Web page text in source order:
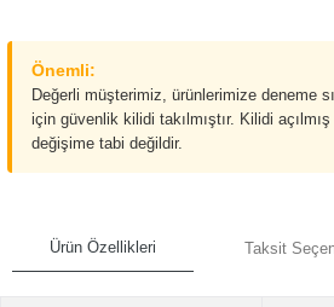
Önemli:
Değerli müşterimiz, ürünlerimize deneme
için güvenlik kilidi takılmıştır. Kilidi
değişime tabi değildir.
Ürün Özellikleri Taksit